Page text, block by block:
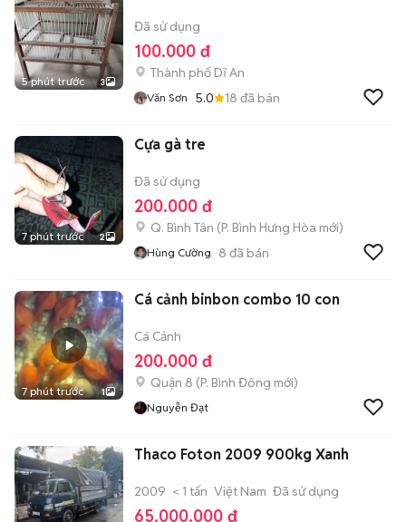
5 phút trước 3
Đã sử dụng
100.000 đ
Thành phố Dĩ An
Văn Sơn 5.0 18 đã bán
7 phút trước 2
Cựa gà tre
Đã sử dụng
200.000 đ
Q. Bình Tân (P. Bình Hưng Hòa mới)
Hùng Cường 8 đã bán
7 phút trước 1
Cá cảnh binbon combo 10 con
Cá Cảnh
200.000 đ
Quận 8 (P. Bình Đông mới)
Nguyễn Đạt
Thaco Foton 2009 900kg Xanh
2009 < 1 tấn Việt Nam Đã sử dụng
65.000.000 đ